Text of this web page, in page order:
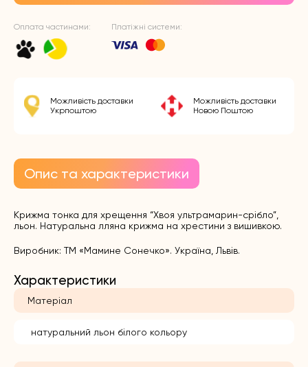
Оплата частинами: Платіжні системи:
Можливість доставки
Укрпоштою
Можливість доставки
Новою Поштою
Опис та характеристики
Крижма тонка для хрещення “Хвоя ультрамарин-срібло”,
льон. Натуральна лляна крижма на хрестини з вишивкою.
Виробник: ТМ «Мамине Сонечко». Україна, Львів.
Характеристики
Матеріал
натуральний льон білого кольору